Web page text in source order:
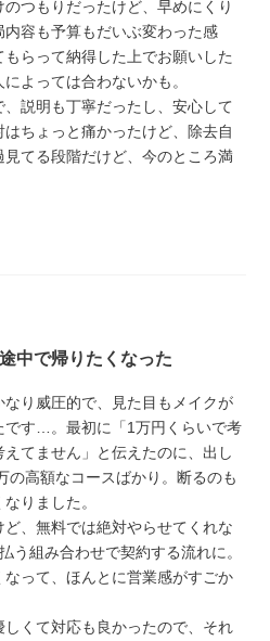
つもりだったけど、早めにくり
容も予算もだいぶ変わった感
らって納得した上でお願いした
よっては合わないかも。
説明も丁寧だったし、安心して
ちょっと痛かったけど、除去自
てる段階だけど、今のところ満
中で帰りたくなった
り威圧的で、見た目もメイクが
です…。最初に「1万円くらいで考
てません」と伝えたのに、出し
の高額なコースばかり。断るのも
りました。
、無料では絶対やらせてくれな
う組み合わせで契約する流れに。
って、ほんとに営業感がすごか
くて対応も良かったので、それ